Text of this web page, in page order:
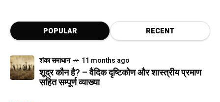
POPULAR RECENT
शंका समाधान 11 months ago
शूद्र कौन है? – वैदिक दृष्टिकोण और शास्त्रीय प्रमाण
सहित सम्पूर्ण व्याख्या